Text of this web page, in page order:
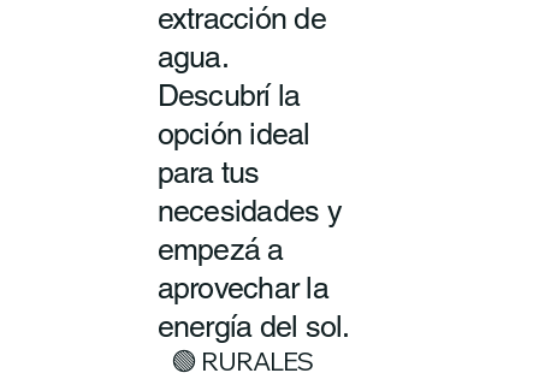
extracción de
agua.
Descubrí la
opción ideal
para tus
necesidades y
empezá a
aprovechar la
energía del sol.
🟢 RURALES